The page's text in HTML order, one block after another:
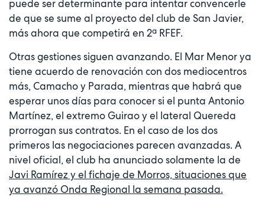
puede ser determinante para intentar convencerle
de que se sume al proyecto del club de San Javier,
más ahora que competirá en 2ª RFEF.
Otras gestiones siguen avanzando. El Mar Menor ya
tiene acuerdo de renovación con dos mediocentros
más, Camacho y Parada, mientras que habrá que
esperar unos días para conocer si el punta Antonio
Martínez, el extremo Guirao y el lateral Quereda
prorrogan sus contratos. En el caso de los dos
primeros las negociaciones parecen avanzadas. A
nivel oficial, el club ha anunciado solamente la de
Javi Ramírez y el fichaje de Morros, situaciones que
ya avanzó Onda Regional la semana pasada.